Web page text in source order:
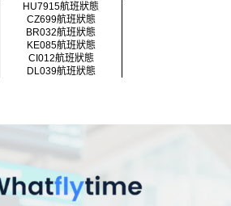
HU7915航班狀態
CZ699航班狀態
BR032航班狀態
KE085航班狀態
CI012航班狀態
DL039航班狀態